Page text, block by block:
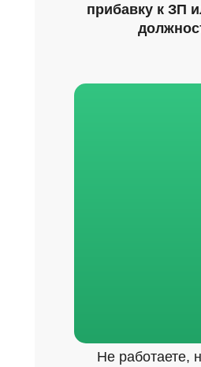
прибавку к ЗП
Не работаете,